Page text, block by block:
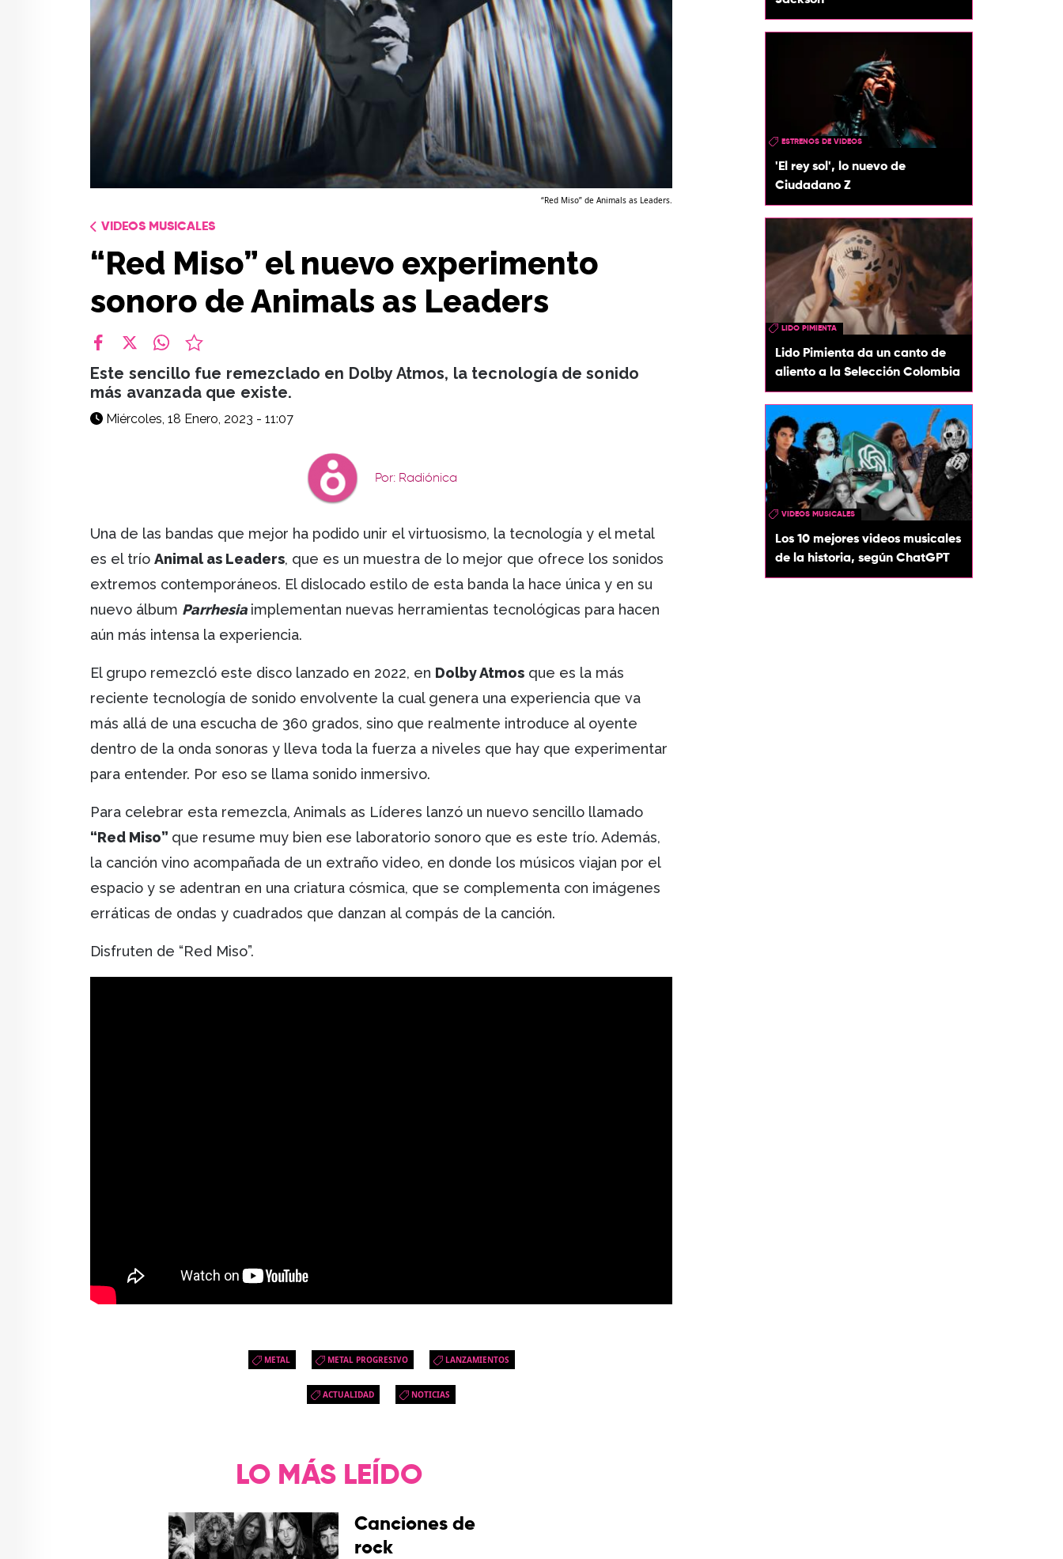
“Red Miso” de Animals as Leaders.
VIDEOS MUSICALES
“Red Miso” el nuevo experimento
sonoro de Animals as Leaders
Este sencillo fue remezclado en Dolby Atmos, la tecnología de sonido
más avanzada que existe.
Miércoles, 18 Enero, 2023 - 11:07
Por: Radiónica
Una de las bandas que mejor ha podido unir el virtuosismo, la tecnología y el metal
es el trío Animal as Leaders, que es un muestra de lo mejor que ofrece los sonidos
extremos contemporáneos. El dislocado estilo de esta banda la hace única y en su
nuevo álbum Parrhesia implementan nuevas herramientas tecnológicas para hacen
aún más intensa la experiencia.
El grupo remezcló este disco lanzado en 2022, en Dolby Atmos que es la más
reciente tecnología de sonido envolvente la cual genera una experiencia que va
más allá de una escucha de 360 grados, sino que realmente introduce al oyente
dentro de la onda sonoras y lleva toda la fuerza a niveles que hay que experimentar
para entender. Por eso se llama sonido inmersivo.
Para celebrar esta remezcla, Animals as Líderes lanzó un nuevo sencillo llamado
“Red Miso” que resume muy bien ese laboratorio sonoro que es este trío. Además,
la canción vino acompañada de un extraño video, en donde los músicos viajan por el
espacio y se adentran en una criatura cósmica, que se complementa con imágenes
erráticas de ondas y cuadrados que danzan al compás de la canción.
Disfruten de “Red Miso”.
METAL METAL PROGRESIVO LANZAMIENTOS
ACTUALIDAD NOTICIAS
ESTRENOS DE VIDEOS
'El rey sol', lo nuevo de
Ciudadano Z
LIDO PIMIENTA
Lido Pimienta da un canto de
aliento a la Selección Colombia
VIDEOS MUSICALES
Los 10 mejores videos musicales
de la historia, según ChatGPT
LO MÁS LEÍDO
Canciones de
rock